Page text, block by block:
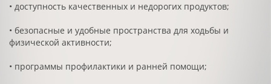
• доступность качественных и недорогих продуктов;
• безопасные и удобные пространства для ходьбы и
физической активности;
• программы профилактики и ранней помощи;